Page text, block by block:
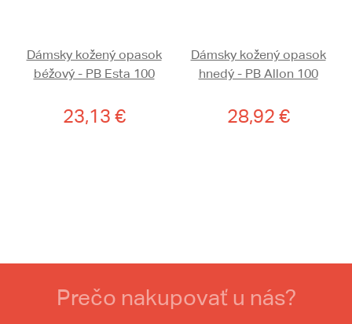
Dámsky kožený opasok
béžový - PB Esta 100
23,13 €
Dámsky kožený opasok
hnedý - PB Allon 100
28,92 €
Prečo nakupovať u nás?